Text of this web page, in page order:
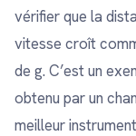
vérifier que la
vitesse croît
de g. C’est un
obtenu par un
meilleur